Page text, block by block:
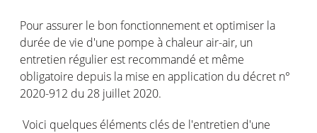
Pour assurer le bon fonctionnement et optimiser la
durée de vie d'une pompe à chaleur air-air, un
entretien régulier est recommandé et même
obligatoire depuis la mise en application du décret n°
2020-912 du 28 juillet 2020.
Voici quelques éléments clés de l'entretien d'une